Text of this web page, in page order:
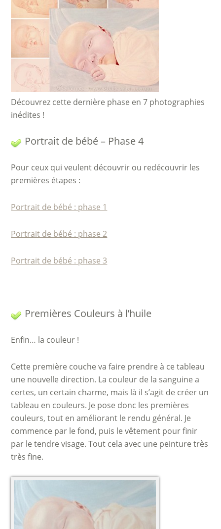
Découvrez cette dernière phase en 7 photographies
inédites !
Portrait de bébé – Phase 4
Pour ceux qui veulent découvrir ou redécouvrir les
premières étapes :
Portrait de bébé : phase 1
Portrait de bébé : phase 2
Portrait de bébé : phase 3
Premières Couleurs à l’huile
Enfin… la couleur !
Cette première couche va faire prendre à ce tableau
une nouvelle direction. La couleur de la sanguine a
certes, un certain charme, mais là il s’agit de créer un
tableau en couleurs. Je pose donc les premières
couleurs, tout en améliorant le rendu général. Je
commence par le fond, puis le vêtement pour finir
par le tendre visage. Tout cela avec une peinture très
très fine.